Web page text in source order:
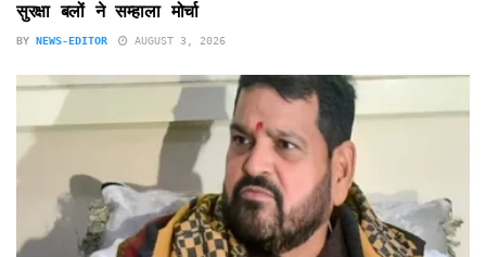
सुरक्षा बलों ने सम्हाला मोर्चा
BY NEWS-EDITOR AUGUST 3, 2026